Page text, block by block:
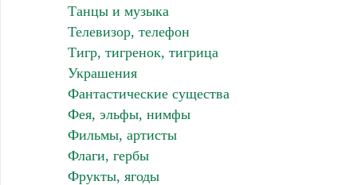
Танцы и музыка
Телевизор, телефон
Тигр, тигренок, тигрица
Украшения
Фантастические существа
Фея, эльфы, нимфы
Фильмы, артисты
Флаги, гербы
Фрукты, ягоды